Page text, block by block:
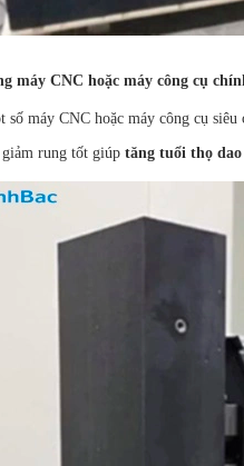
máy CNC hoặc máy công cụ
số máy CNC hoặc máy công cụ
giảm rung tốt giúp tăng tuổi thọ